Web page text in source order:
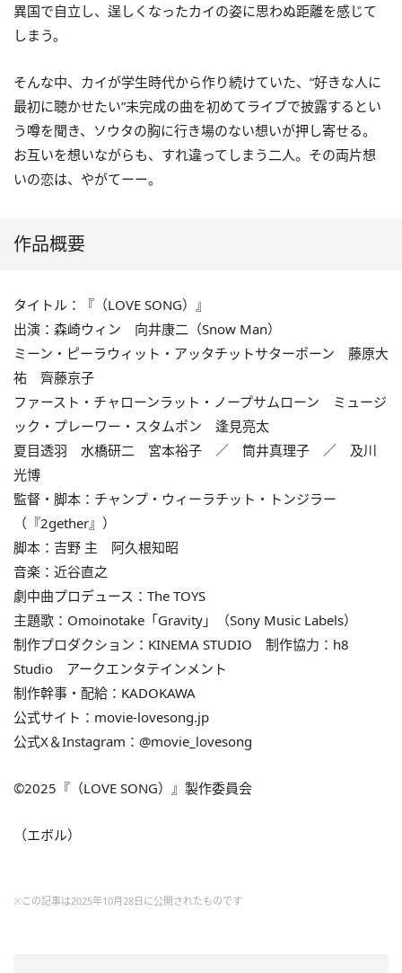
異国で自立し、逞しくなったカイの姿に思わぬ距離を感じて
しまう。
そんな中、カイが学生時代から作り続けていた、“好きな人に
最初に聴かせたい”未完成の曲を初めてライブで披露するとい
う噂を聞き、ソウタの胸に行き場のない想いが押し寄せる。
お互いを想いながらも、すれ違ってしまう二人。その両片想
いの恋は、やがてーー。
作品概要
タイトル：『（LOVE SONG）』
出演：森崎ウィン 向井康二（Snow Man）
ミーン・ピーラウィット・アッタチットサターポーン 藤原大
祐 齊藤京子
ファースト・チャローンラット・ノープサムローン ミュージ
ック・プレーワー・スタムポン 逢見亮太
夏目透羽 水橋研二 宮本裕子 ／ 筒井真理子 ／ 及川
光博
監督・脚本：チャンプ・ウィーラチット・トンジラー
（『2gether』）
脚本：吉野 主 阿久根知昭
音楽：近谷直之
劇中曲プロデュース：The TOYS
主題歌：Omoinotake「Gravity」（Sony Music Labels）
制作プロダクション：KINEMA STUDIO 制作協力：h8
Studio アークエンタテインメント
制作幹事・配給：KADOKAWA
公式サイト：movie-lovesong.jp
公式X＆Instagram：@movie_lovesong
©2025『（LOVE SONG）』製作委員会
（エボル）
※この記事は2025年10月28日に公開されたものです